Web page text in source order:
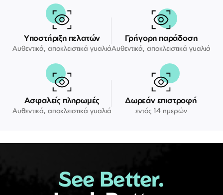
Υποστήριξη πελατών
Αυθεντικά, αποκλειστικά γυαλιά
Γρήγορη παράδοση
Αυθεντικά, αποκλειστικά γυαλιά
Ασφαλείς πληρωμές
Αυθεντικά, αποκλειστικά γυαλιά
Δωρεάν επιστροφή
εντός 14 ημερών
See Better.